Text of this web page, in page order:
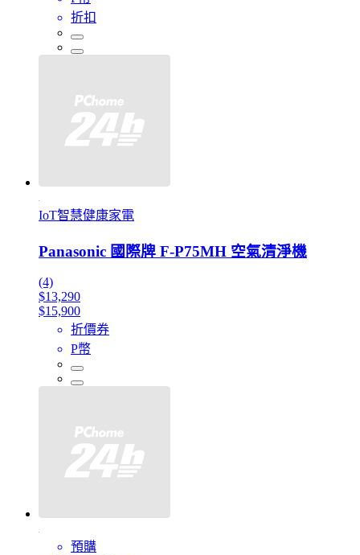
折扣
IoT智慧健康家電
Panasonic 國際牌 F-P75MH 空氣清淨機
(4)
$13,290
$15,900
折價券
P幣
預購